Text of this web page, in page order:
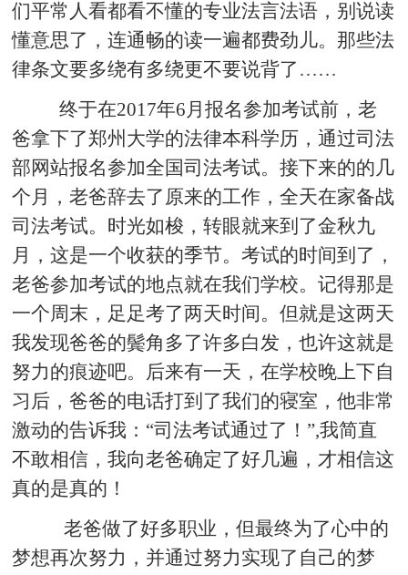
们平常人看都看不懂的专业法言法语，别说读
懂意思了，连通畅的读一遍都费劲儿。那些法
律条文要多绕有多绕更不要说背了……
终于在2017年6月报名参加考试前，老
爸拿下了郑州大学的法律本科学历，通过司法
部网站报名参加全国司法考试。接下来的的几
个月，老爸辞去了原来的工作，全天在家备战
司法考试。时光如梭，转眼就来到了金秋九
月，这是一个收获的季节。考试的时间到了，
老爸参加考试的地点就在我们学校。记得那是
一个周末，足足考了两天时间。但就是这两天
我发现爸爸的鬓角多了许多白发，也许这就是
努力的痕迹吧。后来有一天，在学校晚上下自
习后，爸爸的电话打到了我们的寝室，他非常
激动的告诉我：“司法考试通过了！”,我简直
不敢相信，我向老爸确定了好几遍，才相信这
真的是真的！
老爸做了好多职业，但最终为了心中的
梦想再次努力，并通过努力实现了自己的梦